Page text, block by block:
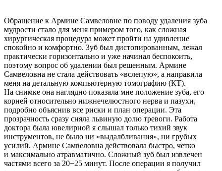
Обращение к Армине Самвеловне по поводу удаления зуба
мудрости стало для меня примером того, как сложная
хирургическая процедура может пройти на удивление
спокойно и комфортно. Зуб был дистопированным, лежал
практически горизонтально и уже начинал беспокоить,
поэтому вопрос об удалении был решенным. Армине
Самвеловна не стала действовать «вслепую», а направила
меня на детальную компьютерную томографию (КТ).
На снимке она наглядно показала мне положение зуба, его
корней относительно нижнечелюстного нерва и пазухи,
подробно объяснив все риски и план операции. Эта
прозрачность сразу сняла львиную долю тревоги. Работа
доктора была ювелирной я слышал только тихий звук
инструментов, не было ни «выдалбливания», ни грубых
усилий. Армине Самвеловна действовала быстро, четко
и максимально атравматично. Сложный зуб был извлечен
частями всего за 20−25 минут. После операции я получил